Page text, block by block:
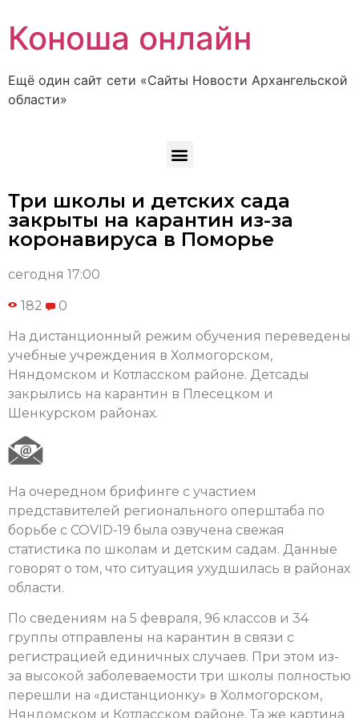
Коноша онлайн
Ещё один сайт сети «Сайты Новости Архангельской
области»
Три школы и детских сада
закрыты на карантин из-за
коронавируса в Поморье
сегодня 17:00
182 0
На дистанционный режим обучения переведены
учебные учреждения в Холмогорском,
Няндомском и Котласском районе. Детсады
закрылись на карантин в Плесецком и
Шенкурском районах.
На очередном брифинге с участием
представителей регионального оперштаба по
борьбе с COVID-19 была озвучена свежая
статистика по школам и детским садам. Данные
говорят о том, что ситуация ухудшилась в районах
области.
По сведениям на 5 февраля, 96 классов и 34
группы отправлены на карантин в связи с
регистрацией единичных случаев. При этом из-
за высокой заболеваемости три школы полностью
перешли на «дистанционку» в Холмогорском,
Няндомском и Котласском районе. Та же картина